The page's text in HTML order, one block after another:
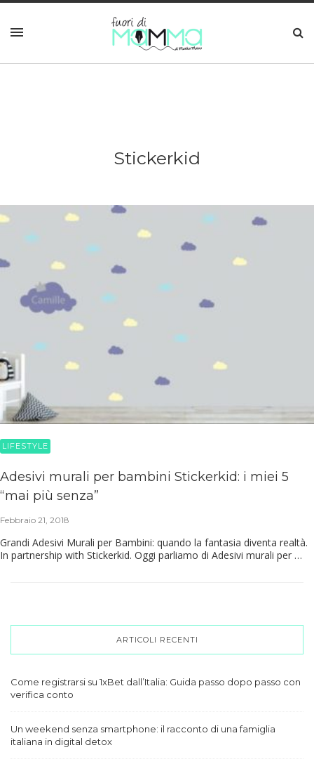
Stickerkid
LIFESTYLE
Adesivi murali per bambini Stickerkid: i miei 5
“mai più senza”
Febbraio 21, 2018
Grandi Adesivi Murali per Bambini: quando la fantasia diventa realtà.
In partnership with Stickerkid. Oggi parliamo di Adesivi murali per …
ARTICOLI RECENTI
Come registrarsi su 1xBet dall’Italia: Guida passo dopo passo con
verifica conto
Un weekend senza smartphone: il racconto di una famiglia
italiana in digital detox